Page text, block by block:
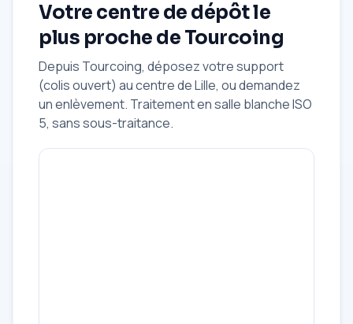
Votre centre de dépôt le
plus proche de Tourcoing
Depuis Tourcoing, déposez votre support
(colis ouvert) au centre de Lille, ou demandez
un enlèvement. Traitement en salle blanche ISO
5, sans sous-traitance.